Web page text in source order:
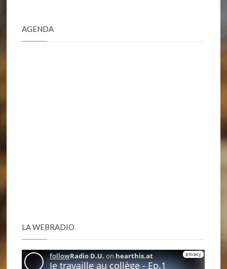
AGENDA
LA WEBRADIO